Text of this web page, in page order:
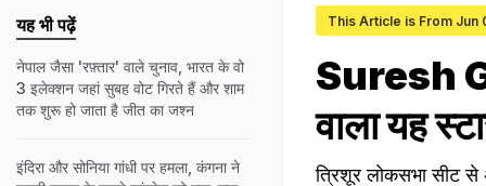
This Article is From Jun
Suresh
वाला यह
त्रिशूर लोकसभा सीट से
यह भी पढ़ें
नेपाल जैसा 'रफ़्तार' वाले चुनाव, भारत के वो
3 इलेक्शन जहां सुबह वोट गिरते हैं और शाम
तक शुरू हो जाता है जीत का जश्न
इंदिरा और सोनिया गांधी पर हमला, कंगना ने